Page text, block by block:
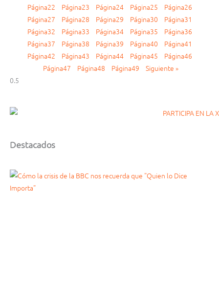
Página22 Página23 Página24 Página25 Página26
Página27 Página28 Página29 Página30 Página31
Página32 Página33 Página34 Página35 Página36
Página37 Página38 Página39 Página40 Página41
Página42 Página43 Página44 Página45 Página46
Página47 Página48 Página49 Siguiente »
Destacados